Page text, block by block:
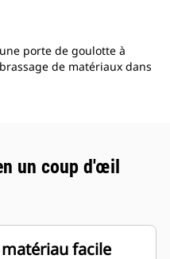
porte de goulotte à
de matériaux dans
un coup d'œil
facile